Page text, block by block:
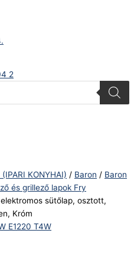
(IPARI KONYHAI) / Baron / Baron
és grillező lapok Fry
sütőlap, osztott,
Króm